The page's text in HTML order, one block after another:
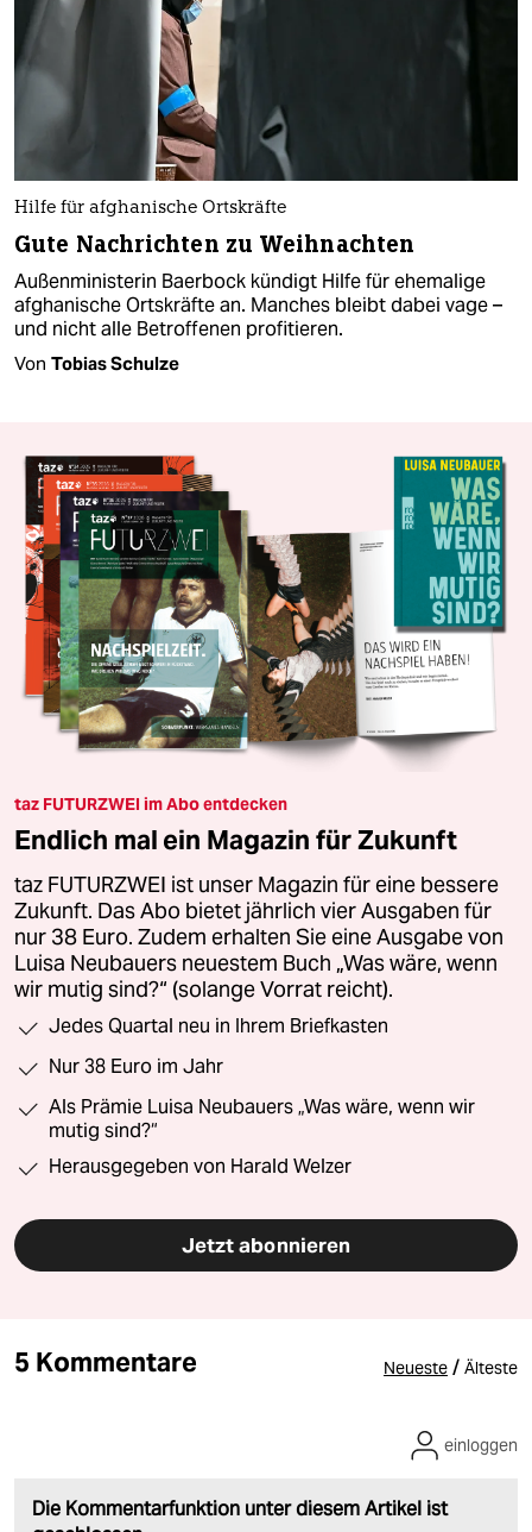
Hilfe für afghanische Ortskräfte
Gute Nachrichten zu Weihnachten
Außenministerin Baerbock kündigt Hilfe für ehemalige
afghanische Ortskräfte an. Manches bleibt dabei vage –
und nicht alle Betroffenen profitieren.
Von Tobias Schulze
taz FUTURZWEI im Abo entdecken
Endlich mal ein Magazin für Zukunft
taz FUTURZWEI ist unser Magazin für eine bessere
Zukunft. Das Abo bietet jährlich vier Ausgaben für
nur 38 Euro. Zudem erhalten Sie eine Ausgabe von
Luisa Neubauers neuestem Buch „Was wäre, wenn
wir mutig sind?“ (solange Vorrat reicht).
Jedes Quartal neu in Ihrem Briefkasten
Nur 38 Euro im Jahr
Als Prämie Luisa Neubauers „Was wäre, wenn wir
mutig sind?“
Herausgegeben von Harald Welzer
Jetzt abonnieren
5 Kommentare Neueste / Älteste
Die Kommentarfunktion unter diesem Artikel ist
einloggen